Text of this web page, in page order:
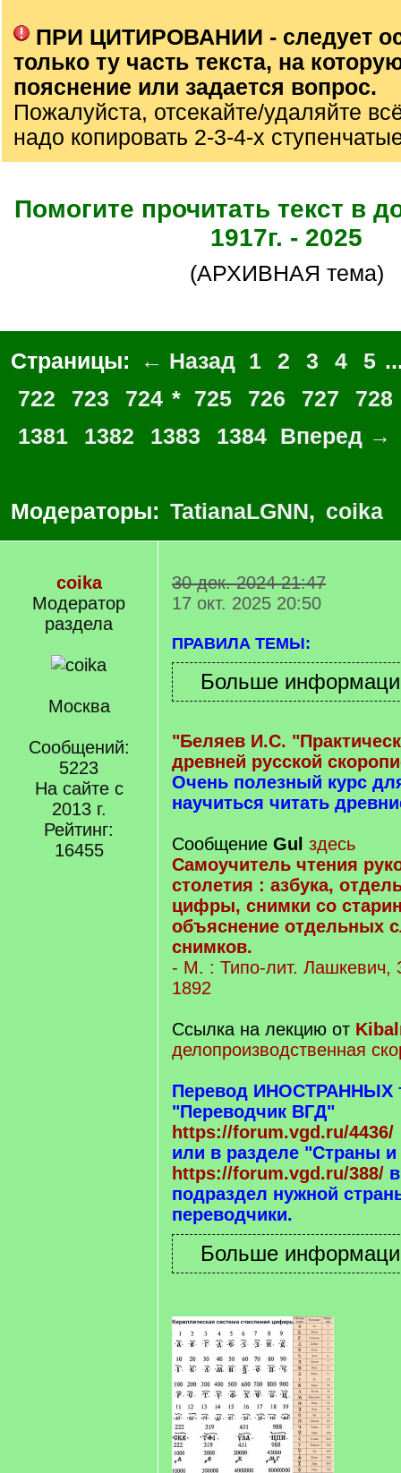
ПРИ ЦИТИРОВАНИИ - следует
только ту часть текста, на
пояснение или задается вопрос.
Пожалуйста, отсекайте/удаляйте
надо копировать 2-3-4-х
Помогите прочитать текст в
1917г. - 2025
(АРХИВНАЯ тема)
Страницы: ← Назад 1 2 3 4 5
722
723 724 * 725 726 727 728
1381
1382 1383 1384 Вперед →
Модераторы: TatianaLGNN, coika
coika
Модератор
раздела
Москва
Сообщений:
5223
На сайте с
2013 г.
Рейтинг:
16455
30 дек. 2024 21:47
17 окт. 2025 20:50
ПРАВИЛА ТЕМЫ:
"Беляев И.С.
древней русской
Очень полезный курс
научиться читать
Сообщение Gul здесь
Самоучитель чтения
столетия : азбука,
цифры, снимки со
объяснение отдельных
снимков.
- М. : Типо-лит. Лашкевич,
1892
Ссылка на лекцию от
делопроизводственная
Перевод ИНОСТРАННЫХ
"Переводчик ВГД"
https://forum.vgd.ru/4436/
или в разделе "Страны
https://forum.vgd.ru/388/
подраздел нужной
переводчики.